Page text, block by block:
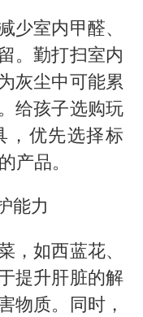
少室内甲醛、
。勤打扫室内
灰尘中可能累
给孩子选购玩
，优先选择标
产品。
能力
，如西蓝花、
提升肝脏的解
物质。同时，